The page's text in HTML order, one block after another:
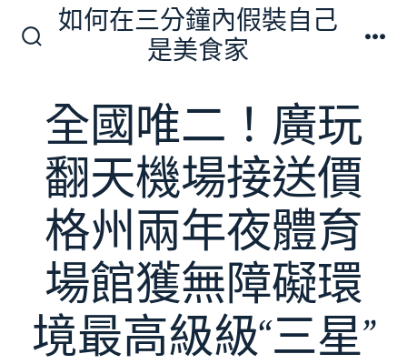
換
開
關
如何在三分鐘內假裝自己
是美食家
全國唯二！廣玩
翻天機場接送價
格州兩年夜體育
場館獲無障礙環
境最高級級“三星”